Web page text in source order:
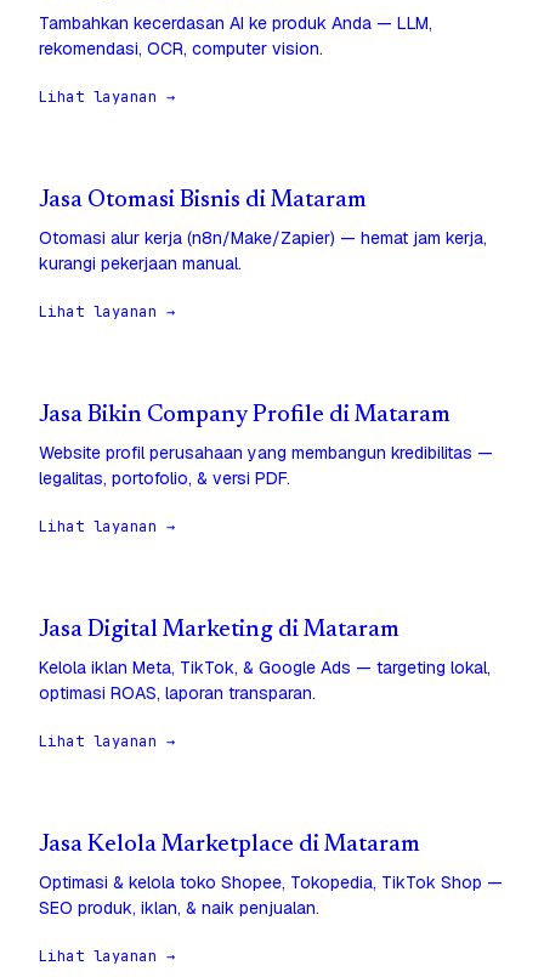
Tambahkan kecerdasan AI ke produk Anda — LLM,
rekomendasi, OCR, computer vision.
Lihat layanan →
Jasa Otomasi Bisnis di Mataram
Otomasi alur kerja (n8n/Make/Zapier) — hemat jam kerja,
kurangi pekerjaan manual.
Lihat layanan →
Jasa Bikin Company Profile di Mataram
Website profil perusahaan yang membangun kredibilitas —
legalitas, portofolio, & versi PDF.
Lihat layanan →
Jasa Digital Marketing di Mataram
Kelola iklan Meta, TikTok, & Google Ads — targeting lokal,
optimasi ROAS, laporan transparan.
Lihat layanan →
Jasa Kelola Marketplace di Mataram
Optimasi & kelola toko Shopee, Tokopedia, TikTok Shop —
SEO produk, iklan, & naik penjualan.
Lihat layanan →